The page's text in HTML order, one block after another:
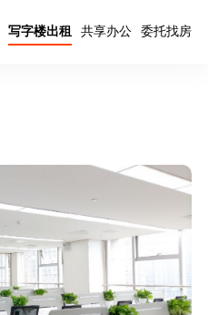
写字楼出租 共享办公 委托找房